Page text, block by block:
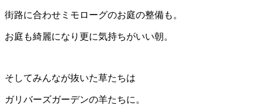
街路に合わせミモローグのお庭の整備も。
お庭も綺麗になり更に気持ちがいい朝。
そしてみんなが抜いた草たちは
ガリバーズガーデンの羊たちに。